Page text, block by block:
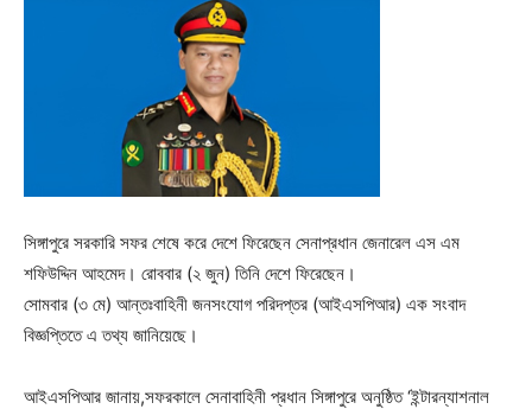
সিঙ্গাপুরে সরকারি সফর শেষে করে দেশে ফিরেছেন সেনাপ্রধান জেনারেল এস এম
শফিউদ্দিন আহমেদ। রোববার (২ জুন) তিনি দেশে ফিরেছেন।
সোমবার (৩ মে) আন্তঃবাহিনী জনসংযোগ পরিদপ্তর (আইএসপিআর) এক সংবাদ
বিজ্ঞপ্তিতে এ তথ্য জানিয়েছে।
আইএসপিআর জানায়,সফরকালে সেনাবাহিনী প্রধান সিঙ্গাপুরে অনুষ্ঠিত ‘ইন্টারন্যাশনাল